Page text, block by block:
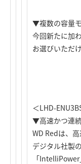
▼複数の容量
今回新たに加
お選びいただけ
＜LHD-
▼高速かつ連
WD Redは、
デジタル社製
「